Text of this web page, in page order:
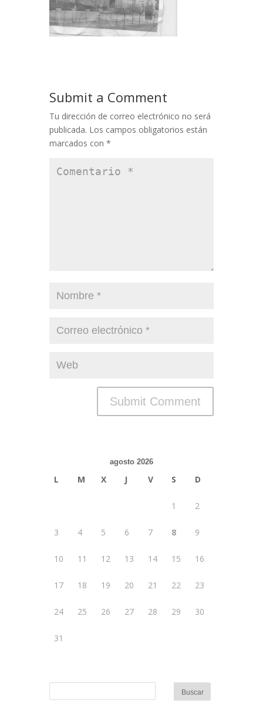
Submit a Comment
Tu dirección de correo electrónico no será
publicada. Los campos obligatorios están
marcados con *
agosto 2026
L M X J V S D
1 2
3 4 5 6 7 8 9
10 11 12 13 14 15 16
17 18 19 20 21 22 23
24 25 26 27 28 29 30
31